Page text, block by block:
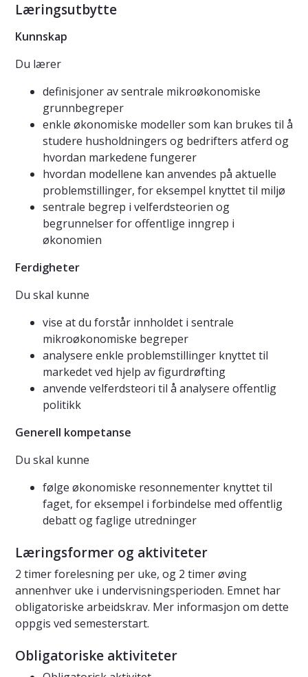
Læringsutbytte
Kunnskap
Du lærer
definisjoner av sentrale mikroøkonomiske
grunnbegreper
enkle økonomiske modeller som kan brukes til å
studere husholdningers og bedrifters atferd og
hvordan markedene fungerer
hvordan modellene kan anvendes på aktuelle
problemstillinger, for eksempel knyttet til miljø
sentrale begrep i velferdsteorien og
begrunnelser for offentlige inngrep i
økonomien
Ferdigheter
Du skal kunne
vise at du forstår innholdet i sentrale
mikroøkonomiske begreper
analysere enkle problemstillinger knyttet til
markedet ved hjelp av figurdrøfting
anvende velferdsteori til å analysere offentlig
politikk
Generell kompetanse
Du skal kunne
følge økonomiske resonnementer knyttet til
faget, for eksempel i forbindelse med offentlig
debatt og faglige utredninger
Læringsformer og aktiviteter
2 timer forelesning per uke, og 2 timer øving
annenhver uke i undervisningsperioden. Emnet har
obligatoriske arbeidskrav. Mer informasjon om dette
oppgis ved semesterstart.
Obligatoriske aktiviteter